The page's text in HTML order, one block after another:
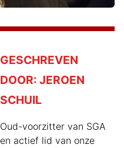
GESCHREVEN
DOOR: JEROEN
SCHUIL
Oud-voorzitter van SGA
en actief lid van onze